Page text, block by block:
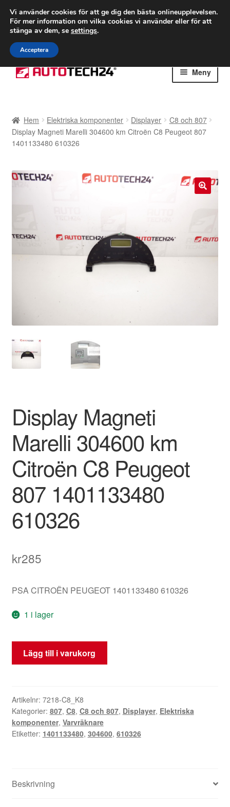
FRAKT från 75 kr
Världsomspännande frakt
Ring 766 924 713
Hoppa
till
Hoppa
till
Meny
Betalningar
Klagomål
Kontakt
Mitt konto
Transport
Villkor
Hem Elektriska komponenter Displayer
C8 och 807
Display Magneti Marelli 304600 km Citroën C8 Peugeot 807
1401133480 610326
Display Magneti
Marelli 304600 km
Citroën C8 Peugeot
807 1401133480
610326
kr285
PSA CITROËN PEUGEOT 1401133480 610326
1 i lager
Display
Magneti
km
Citroën
C8
Peugeot
mängd
Lägg till i varukorg
Artikelnr: 7218-C8_K8
Kategorier: 807, C8, C8 och 807, Displayer, Elektriska
komponenter, Varvräknare
Etiketter: 1401133480, 304600, 610326
Beskrivning
Vi använder cookies för att ge dig den bästa onlineupplevelsen.
För mer information om vilka cookies vi använder eller för att
stänga av dem, se settings.
Acceptera